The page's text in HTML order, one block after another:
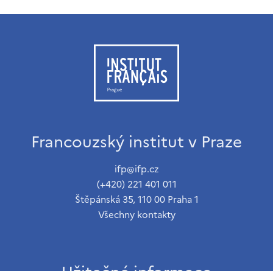
Francouzský institut v Praze
ifp@ifp.cz
(+420) 221 401 011
Štěpánská 35, 110 00 Praha 1
Všechny kontakty